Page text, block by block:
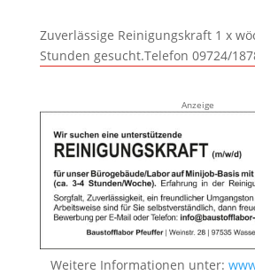
Zuverlässige Reinigungskraft 1 x
Stunden gesucht.Telefon 09724/
Anzeige
Weitere Informationen unter: